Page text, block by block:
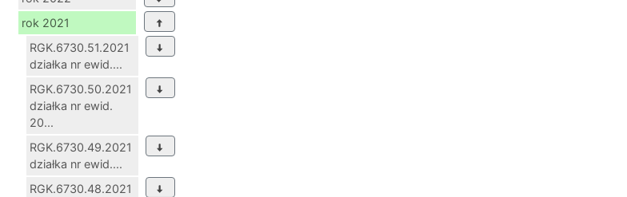
rok 2021
RGK.6730.51.2021
działka nr ewid....
RGK.6730.50.2021
działka nr ewid.
20...
RGK.6730.49.2021
działka nr ewid....
RGK.6730.48.2021